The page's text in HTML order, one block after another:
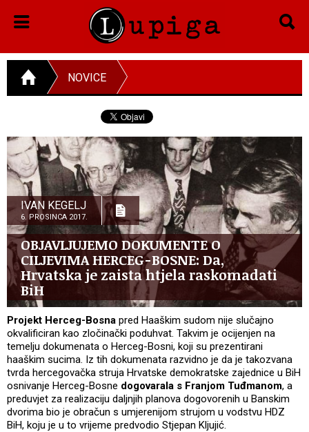
NOVICE
IVAN KEGELJ
6. PROSINCA 2017.
OBJAVLJUJEMO DOKUMENTE O
CILJEVIMA HERCEG-BOSNE: Da,
Hrvatska je zaista htjela raskomadati
BiH
Projekt Herceg-Bosna pred Haaškim sudom nije slučajno
okvalificiran kao zločinački poduhvat. Takvim je ocijenjen na
temelju dokumenata o Herceg-Bosni, koji su prezentirani
haaškim sucima. Iz tih dokumenata razvidno je da je takozvana
tvrda hercegovačka struja Hrvatske demokratske zajednice u BiH
osnivanje Herceg-Bosne dogovarala s Franjom Tuđmanom, a
preduvjet za realizaciju daljnjih planova dogovorenih u Banskim
dvorima bio je obračun s umjerenijom strujom u vodstvu HDZ
BiH, koju je u to vrijeme predvodio Stjepan Kljujić.